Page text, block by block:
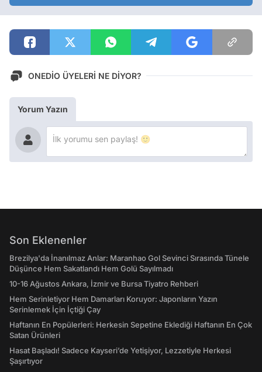
ONEDİO ÜYELERİ NE DİYOR?
Yorum Yazın
Son Eklenenler
Brezilya'da İnanılmaz Anlar: Maranhao Gol Sevinci Sırasında Tünele
Düşünce Hem Sakatlandı Hem Golü Sayılmadı
10-16 Ağustos Ankara, İzmir ve Bursa Tiyatro Rehberi
Hem Serinletiyor Hem Damarları Koruyor: Japonların Yazın
Serinlemek İçin İçtiği Çay
Haftanın En Popülerleri: Herkesin Sepetine Eklediği Haftanın En Çok
Satan Ürünleri
Hasat Başladı! Sadece Kayseri’de Yetişiyor, Lezzetiyle Herkesi
Şaşırtıyor